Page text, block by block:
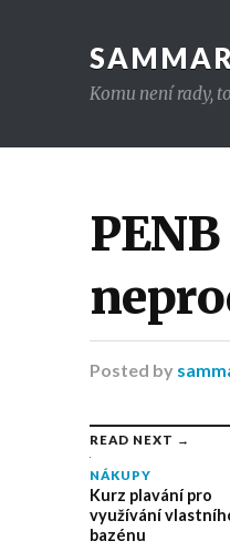
Komu není rady,
Posted by
READ NEXT →
NÁKUPY
Kurz plavání pro
využívání
bazénu